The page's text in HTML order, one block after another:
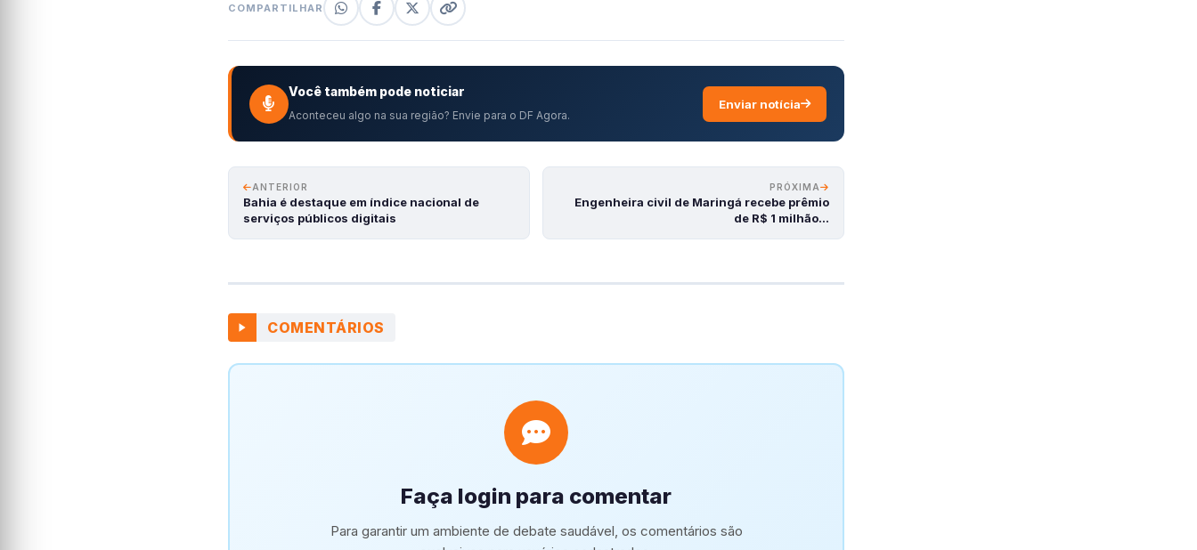
COMPARTILHAR
Você também pode noticiar
Aconteceu algo na sua região? Envie para o DF Agora.
Enviar notícia
ANTERIOR
Bahia é destaque em índice nacional de
serviços públicos digitais
PRÓXIMA
Engenheira civil de Maringá recebe prêmio
de R$ 1 milhão…
COMENTÁRIOS
Faça login para comentar
Para garantir um ambiente de debate saudável, os comentários são